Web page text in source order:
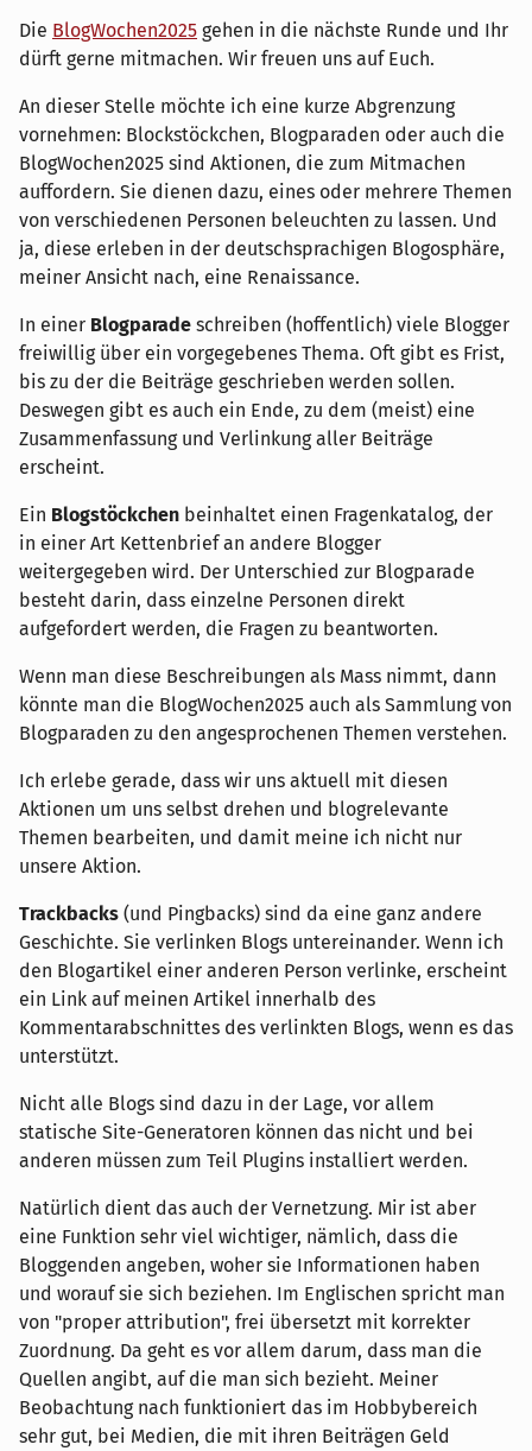
Die BlogWochen2025 gehen in die nächste Runde und Ihr
dürft gerne mitmachen. Wir freuen uns auf Euch.
An dieser Stelle möchte ich eine kurze Abgrenzung
vornehmen: Blockstöckchen, Blogparaden oder auch die
BlogWochen2025 sind Aktionen, die zum Mitmachen
auffordern. Sie dienen dazu, eines oder mehrere Themen
von verschiedenen Personen beleuchten zu lassen. Und
ja, diese erleben in der deutschsprachigen Blogosphäre,
meiner Ansicht nach, eine Renaissance.
In einer Blogparade schreiben (hoffentlich) viele Blogger
freiwillig über ein vorgegebenes Thema. Oft gibt es Frist,
bis zu der die Beiträge geschrieben werden sollen.
Deswegen gibt es auch ein Ende, zu dem (meist) eine
Zusammenfassung und Verlinkung aller Beiträge
erscheint.
Ein Blogstöckchen beinhaltet einen Fragenkatalog, der
in einer Art Kettenbrief an andere Blogger
weitergegeben wird. Der Unterschied zur Blogparade
besteht darin, dass einzelne Personen direkt
aufgefordert werden, die Fragen zu beantworten.
Wenn man diese Beschreibungen als Mass nimmt, dann
könnte man die BlogWochen2025 auch als Sammlung von
Blogparaden zu den angesprochenen Themen verstehen.
Ich erlebe gerade, dass wir uns aktuell mit diesen
Aktionen um uns selbst drehen und blogrelevante
Themen bearbeiten, und damit meine ich nicht nur
unsere Aktion.
Trackbacks (und Pingbacks) sind da eine ganz andere
Geschichte. Sie verlinken Blogs untereinander. Wenn ich
den Blogartikel einer anderen Person verlinke, erscheint
ein Link auf meinen Artikel innerhalb des
Kommentarabschnittes des verlinkten Blogs, wenn es das
unterstützt.
Nicht alle Blogs sind dazu in der Lage, vor allem
statische Site-Generatoren können das nicht und bei
anderen müssen zum Teil Plugins installiert werden.
Natürlich dient das auch der Vernetzung. Mir ist aber
eine Funktion sehr viel wichtiger, nämlich, dass die
Bloggenden angeben, woher sie Informationen haben
und worauf sie sich beziehen. Im Englischen spricht man
von "proper attribution", frei übersetzt mit korrekter
Zuordnung. Da geht es vor allem darum, dass man die
Quellen angibt, auf die man sich bezieht. Meiner
Beobachtung nach funktioniert das im Hobbybereich
sehr gut, bei Medien, die mit ihren Beiträgen Geld